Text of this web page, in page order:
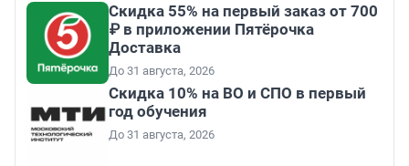
Скидка 55% на первый заказ от 700
₽ в приложении Пятёрочка
Доставка
До 31 августа, 2026
Скидка 10% на ВО и СПО в первый
год обучения
До 31 августа, 2026